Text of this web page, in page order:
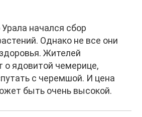
начался сбор
Однако не все они
Жителей
ядовитой чемерице,
с черемшой. И цена
быть очень высокой.